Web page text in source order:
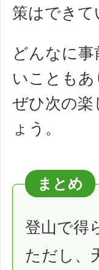
策はできて
どんなに
いこともあ
ぜひ次の楽
ょう。
まとめ
登山で得
ただし、